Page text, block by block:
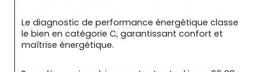
Le diagnostic de performance énergétique classe
le bien en catégorie C, garantissant confort et
maîtrise énergétique.